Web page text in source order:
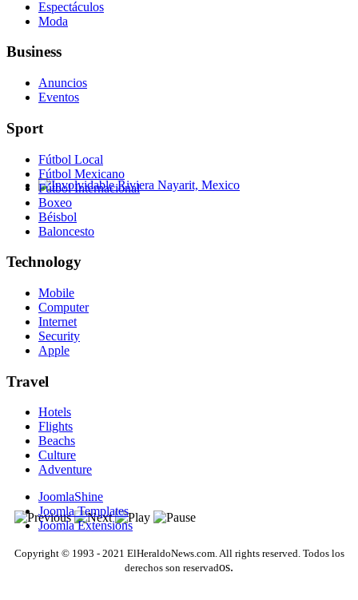
Involvidable Riviera Nayarit, Mexico
Espectáculos
Moda
Business
Anuncios
Eventos
Sport
Fútbol Local
Fútbol Mexicano
Fútbol Internacional
Boxeo
Béisbol
Baloncesto
Technology
Mobile
Computer
Internet
Security
Apple
Travel
Hotels
Flights
Beachs
Culture
Adventure
JoomlaShine
Joomla Templates
Joomla Extensions
Copyright © 1993 - 2021 ElHeraldoNews.com. All rights reserved. Todos los
derechos son reservados.